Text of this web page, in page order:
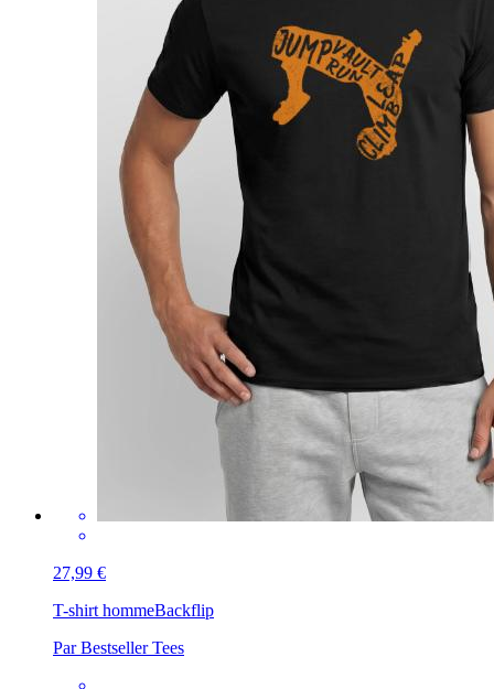
27,99 €
T-shirt hommeBackflip
Par Bestseller Tees